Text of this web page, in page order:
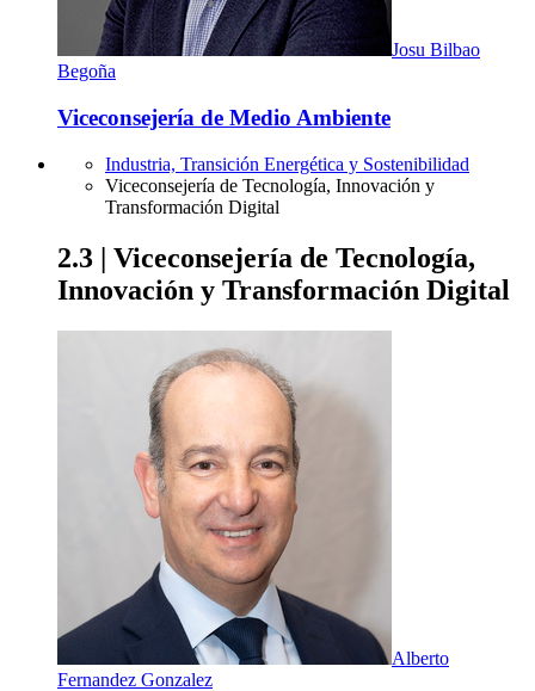
Josu Bilbao
Begoña
Viceconsejería de Medio Ambiente
Industria, Transición Energética y Sostenibilidad
Viceconsejería de Tecnología, Innovación y
Transformación Digital
2.3 | Viceconsejería de Tecnología,
Innovación y Transformación Digital
Alberto
Fernandez Gonzalez